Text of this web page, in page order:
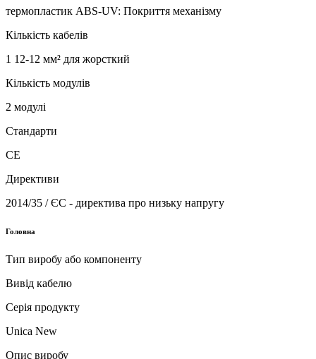
термопластик ABS-UV: Покриття механізму
Кількість кабелів
1 12-12 мм² для жорсткий
Кількість модулів
2 модулі
Стандарти
CE
Директиви
2014/35 / ЄС - директива про низьку напругу
Головна
Тип виробу або компоненту
Вивід кабелю
Серія продукту
Unica New
Опис виробу